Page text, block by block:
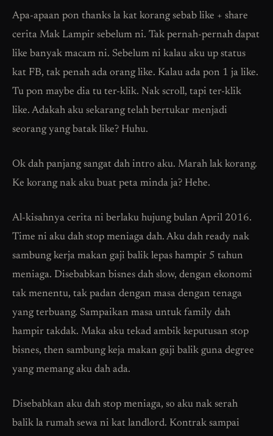
Apa-apaan pon thanks la kat korang sebab like + share
cerita Mak Lampir sebelum ni. Tak pernah-pernah dapat
like banyak macam ni. Sebelum ni kalau aku up status
kat FB, tak penah ada orang like. Kalau ada pon 1 ja like.
Tu pon maybe dia tu ter-klik. Nak scroll, tapi ter-klik
like. Adakah aku sekarang telah bertukar menjadi
seorang yang batak like? Huhu.
Ok dah panjang sangat dah intro aku. Marah lak korang.
Ke korang nak aku buat peta minda ja? Hehe.
Al-kisahnya cerita ni berlaku hujung bulan April 2016.
Time ni aku dah stop meniaga dah. Aku dah ready nak
sambung kerja makan gaji balik lepas hampir 5 tahun
meniaga. Disebabkan bisnes dah slow, dengan ekonomi
tak menentu, tak padan dengan masa dengan tenaga
yang terbuang. Sampaikan masa untuk family dah
hampir takdak. Maka aku tekad ambik keputusan stop
bisnes, then sambung keja makan gaji balik guna degree
yang memang aku dah ada.
Disebabkan aku dah stop meniaga, so aku nak serah
balik la rumah sewa ni kat landlord. Kontrak sampai